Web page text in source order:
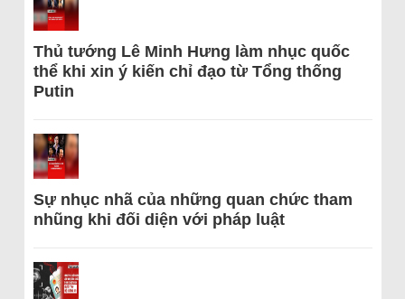
Thủ tướng Lê Minh Hưng làm nhục quốc
thể khi xin ý kiến chỉ đạo từ Tổng thống
Putin
Sự nhục nhã của những quan chức tham
nhũng khi đối diện với pháp luật